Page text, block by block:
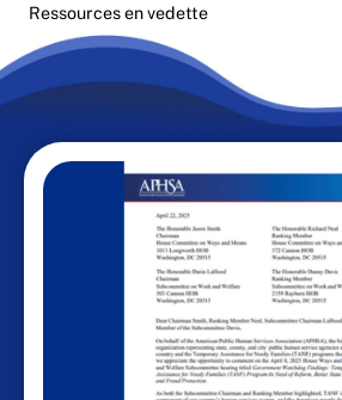
Ressources en vedette